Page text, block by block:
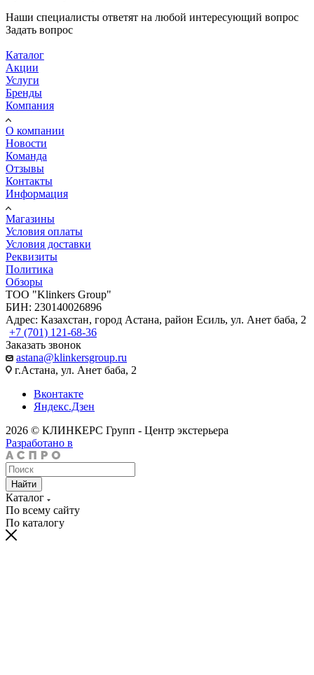
Наши специалисты ответят на любой интересующий вопрос
Задать вопрос
Каталог
Акции
Услуги
Бренды
Компания
О компании
Новости
Команда
Отзывы
Контакты
Информация
Магазины
Условия оплаты
Условия доставки
Реквизиты
Политика
Обзоры
TOO "Klinkers Group"
БИН: 230140026896
Адрес: Казахстан, город Астана, район Есиль, ул. Анет баба, 2
+7 (701) 121-68-36
Заказать звонок
astana@klinkersgroup.ru
г.Астана, ул. Анет баба, 2
Вконтакте
Яндекс.Дзен
2026 © КЛИНКЕРС Групп - Центр экстерьера
Разработано в
Найти
Каталог
По всему сайту
По каталогу